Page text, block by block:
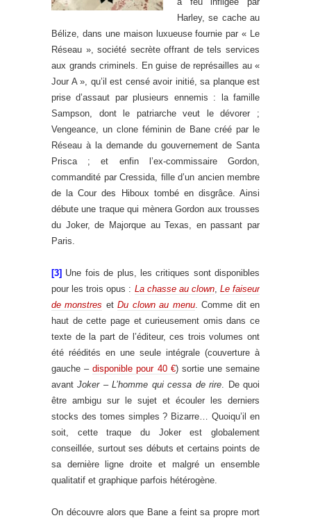
Harley, se cache au
Bélize, dans une maison luxueuse fournie par « Le
Réseau », société secrète offrant de tels services
aux grands criminels. En guise de représailles au «
Jour A », qu’il est censé avoir initié, sa planque est
prise d’assaut par plusieurs ennemis : la famille
Sampson, dont le patriarche veut le dévorer ;
Vengeance, un clone féminin de Bane créé par le
Réseau à la demande du gouvernement de Santa
Prisca ; et enfin l’ex-commissaire Gordon,
commandité par Cressida, fille d’un ancien membre
de la Cour des Hiboux tombé en disgrâce. Ainsi
débute une traque qui mènera Gordon aux trousses
du Joker, de Majorque au Texas, en passant par
Paris.
[3] Une fois de plus, les critiques sont disponibles
pour les trois opus : La chasse au clown, Le faiseur
de monstres etDu clown au menu. Comme dit en
haut de cette page et curieusement omis dans ce
texte de la part de l’éditeur, ces trois volumes ont
été réédités en une seule intégrale (couverture à
gauche –disponible pour 40 €) sortie une semaine
avantJoker – L’homme qui cessa de rire. De quoi
être ambigu sur le sujet et écouler les derniers
stocks des tomes simples ? Bizarre… Quoiqu’il en
soit, cette traque du Joker est globalement
conseillée, surtout ses débuts et certains points de
sa dernière ligne droite et malgré un ensemble
qualitatif et graphique parfois hétérogène.
On découvre alors que Bane a feint sa propre mort